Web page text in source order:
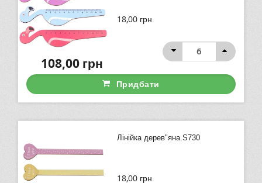
18,00 грн
108,00грн
Придбати
Лінійка дерев"яна.S730
18,00 грн